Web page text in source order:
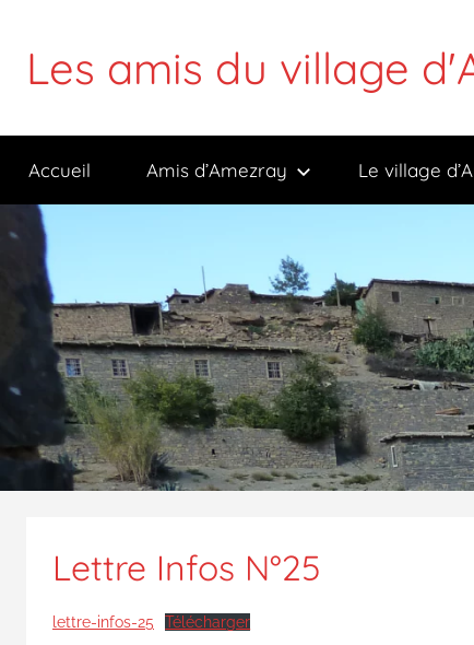
contenu
Les amis du village
Accueil Amis d’Amezray Le village
Lettre Infos N°25
lettre-infos-25 Télécharger